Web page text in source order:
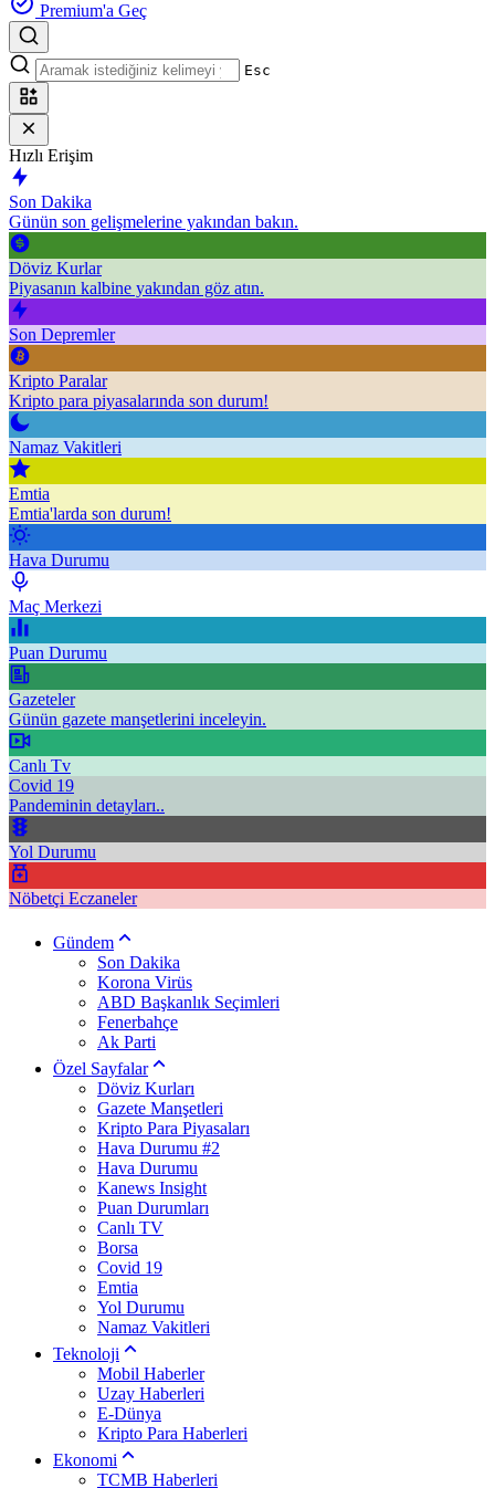
Premium'a Geç
Esc
Hızlı Erişim
Son Dakika
Günün son gelişmelerine yakından bakın.
Döviz Kurlar
Piyasanın kalbine yakından göz atın.
Son Depremler
Kripto Paralar
Kripto para piyasalarında son durum!
Namaz Vakitleri
Emtia
Emtia'larda son durum!
Hava Durumu
Maç Merkezi
Puan Durumu
Gazeteler
Günün gazete manşetlerini inceleyin.
Canlı Tv
Covid 19
Pandeminin detayları..
Yol Durumu
Nöbetçi Eczaneler
Gündem
Son Dakika
Korona Virüs
ABD Başkanlık Seçimleri
Fenerbahçe
Ak Parti
Özel Sayfalar
Döviz Kurları
Gazete Manşetleri
Kripto Para Piyasaları
Hava Durumu #2
Hava Durumu
Kanews Insight
Puan Durumları
Canlı TV
Borsa
Covid 19
Emtia
Yol Durumu
Namaz Vakitleri
Teknoloji
Mobil Haberler
Uzay Haberleri
E-Dünya
Kripto Para Haberleri
Ekonomi
TCMB Haberleri